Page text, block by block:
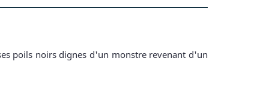
poils noirs dignes d'un monstre revenant d'un